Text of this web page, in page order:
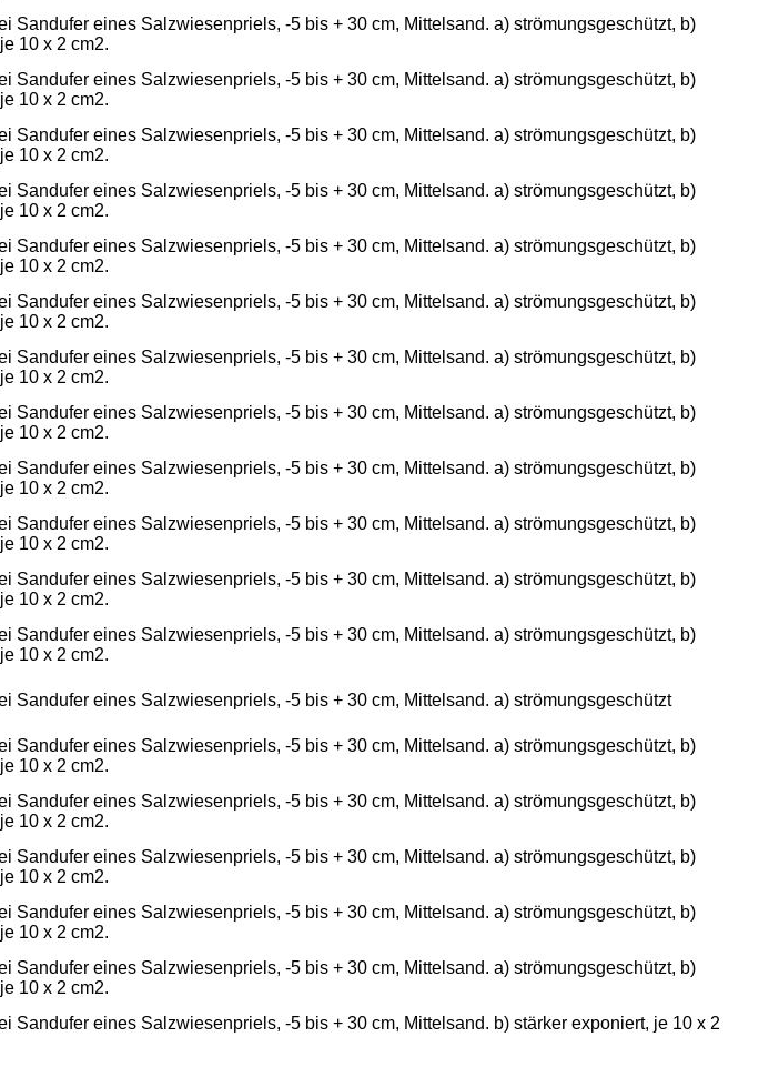
Sandufer eines Salzwiesenpriels, -5 bis + 30 cm, Mittelsand. a) strömungsgeschützt, b)
10 x 2 cm2.
Sandufer eines Salzwiesenpriels, -5 bis + 30 cm, Mittelsand. a) strömungsgeschützt, b)
10 x 2 cm2.
Sandufer eines Salzwiesenpriels, -5 bis + 30 cm, Mittelsand. a) strömungsgeschützt, b)
10 x 2 cm2.
Sandufer eines Salzwiesenpriels, -5 bis + 30 cm, Mittelsand. a) strömungsgeschützt, b)
10 x 2 cm2.
Sandufer eines Salzwiesenpriels, -5 bis + 30 cm, Mittelsand. a) strömungsgeschützt, b)
10 x 2 cm2.
Sandufer eines Salzwiesenpriels, -5 bis + 30 cm, Mittelsand. a) strömungsgeschützt, b)
10 x 2 cm2.
Sandufer eines Salzwiesenpriels, -5 bis + 30 cm, Mittelsand. a) strömungsgeschützt, b)
10 x 2 cm2.
Sandufer eines Salzwiesenpriels, -5 bis + 30 cm, Mittelsand. a) strömungsgeschützt, b)
10 x 2 cm2.
Sandufer eines Salzwiesenpriels, -5 bis + 30 cm, Mittelsand. a) strömungsgeschützt, b)
10 x 2 cm2.
Sandufer eines Salzwiesenpriels, -5 bis + 30 cm, Mittelsand. a) strömungsgeschützt, b)
10 x 2 cm2.
Sandufer eines Salzwiesenpriels, -5 bis + 30 cm, Mittelsand. a) strömungsgeschützt, b)
10 x 2 cm2.
Sandufer eines Salzwiesenpriels, -5 bis + 30 cm, Mittelsand. a) strömungsgeschützt, b)
10 x 2 cm2.
Sandufer eines Salzwiesenpriels, -5 bis + 30 cm, Mittelsand. a) strömungsgeschützt
Sandufer eines Salzwiesenpriels, -5 bis + 30 cm, Mittelsand. a) strömungsgeschützt, b)
10 x 2 cm2.
Sandufer eines Salzwiesenpriels, -5 bis + 30 cm, Mittelsand. a) strömungsgeschützt, b)
10 x 2 cm2.
Sandufer eines Salzwiesenpriels, -5 bis + 30 cm, Mittelsand. a) strömungsgeschützt, b)
10 x 2 cm2.
Sandufer eines Salzwiesenpriels, -5 bis + 30 cm, Mittelsand. a) strömungsgeschützt, b)
10 x 2 cm2.
Sandufer eines Salzwiesenpriels, -5 bis + 30 cm, Mittelsand. a) strömungsgeschützt, b)
10 x 2 cm2.
Sandufer eines Salzwiesenpriels, -5 bis + 30 cm, Mittelsand. b) stärker exponiert, je 10 x 2